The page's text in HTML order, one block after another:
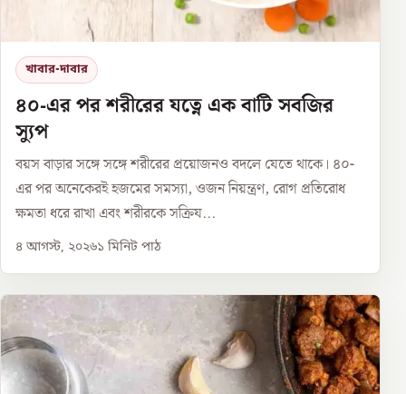
খাবার-দাবার
৪০-এর পর শরীরের যত্নে এক বাটি সবজির
স্যুপ
বয়স বাড়ার সঙ্গে সঙ্গে শরীরের প্রয়োজনও বদলে যেতে থাকে। ৪০-
এর পর অনেকেরই হজমের সমস্যা, ওজন নিয়ন্ত্রণ, রোগ প্রতিরোধ
ক্ষমতা ধরে রাখা এবং শরীরকে সক্রিয...
৪ আগস্ট, ২০২৬১ মিনিট পাঠ